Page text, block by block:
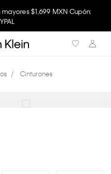
$1,699 MXN Cupón:
Cinturones